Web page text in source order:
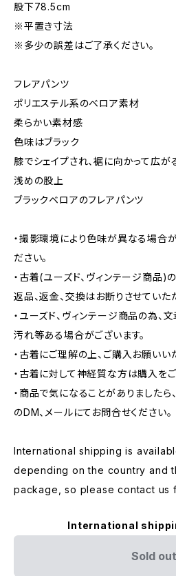
股下78.5cm
※平置き寸法
※多少の誤差はご了承ください。
フレアパンツ
ポリエステル系のベロア素材
柔らかい素材感
色味はブラック
膝でシェイプされ、裾に向かって広が
浅めの股上
ブラックベロアのフレアパンツ
・撮影環境により色味が異なる場合
ださい。
・古着(ユーズド、ヴィンテージ商品)
返品、返金、交換はお断りさせていた
・ユーズド、ヴィンテージ商品の為、
汚れ等ある場合がございます。
・古着にご理解の上、ご購入お願いい
・古着に対して神経質な方は購入をご
・商品で気になることがありましたら
のDM、メールにてお問合せください。
International shipping is
depending on the country and
package, so please contact us
International
Sold out